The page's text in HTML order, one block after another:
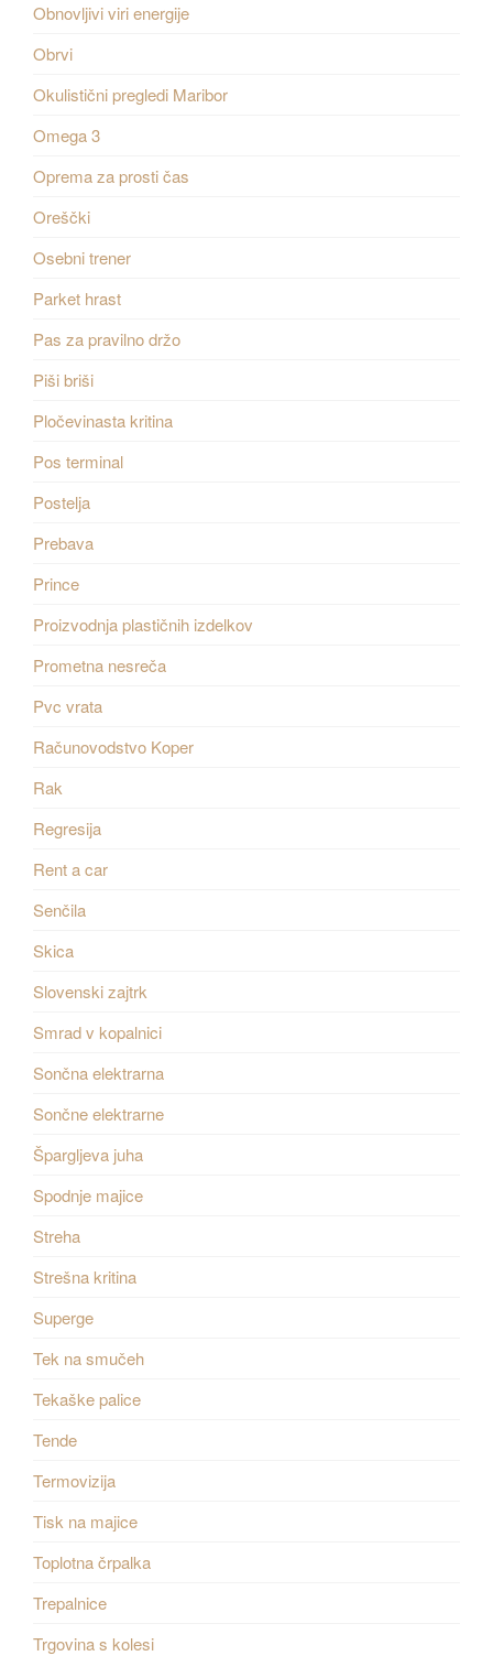
Obnovljivi viri energije
Obrvi
Okulistični pregledi Maribor
Omega 3
Oprema za prosti čas
Oreščki
Osebni trener
Parket hrast
Pas za pravilno držo
Piši briši
Pločevinasta kritina
Pos terminal
Postelja
Prebava
Prince
Proizvodnja plastičnih izdelkov
Prometna nesreča
Pvc vrata
Računovodstvo Koper
Rak
Regresija
Rent a car
Senčila
Skica
Slovenski zajtrk
Smrad v kopalnici
Sončna elektrarna
Sončne elektrarne
Špargljeva juha
Spodnje majice
Streha
Strešna kritina
Superge
Tek na smučeh
Tekaške palice
Tende
Termovizija
Tisk na majice
Toplotna črpalka
Trepalnice
Trgovina s kolesi